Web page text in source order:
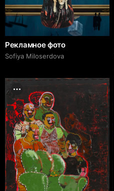
Рекламное фото
Sofiya Miloserdova